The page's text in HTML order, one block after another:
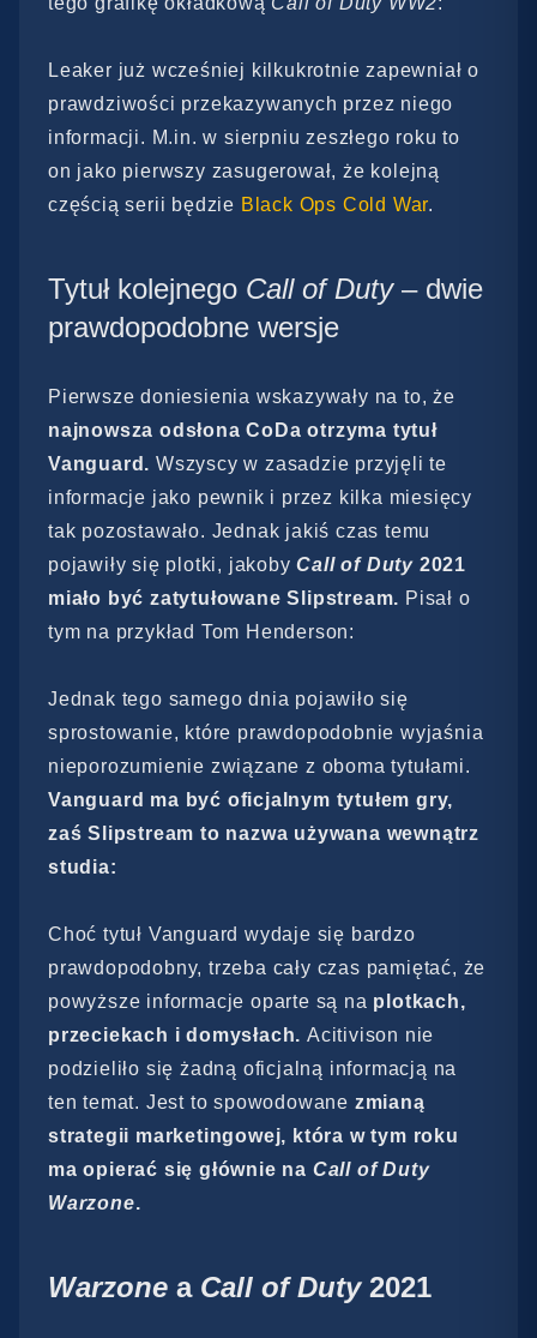
Leaker już wcześniej kilkukrotnie zapewniał o
prawdziwości przekazywanych przez niego
informacji. M.in. w sierpniu zeszłego roku to
on jako pierwszy zasugerował, że kolejną
częścią serii będzie Black Ops Cold War.
Tytuł kolejnego Call of Duty – dwie
prawdopodobne wersje
Pierwsze doniesienia wskazywały na to, że
najnowsza odsłona CoDa otrzyma tytuł
Vanguard.Wszyscy w zasadzie przyjęli te
informacje jako pewnik i przez kilka miesięcy
tak pozostawało. Jednak jakiś czas temu
pojawiły się plotki, jakobyCall of Duty 2021
miało być zatytułowane Slipstream. Pisał o
tym na przykład Tom Henderson:
Jednak tego samego dnia pojawiło się
sprostowanie, które prawdopodobnie wyjaśnia
nieporozumienie związane z oboma tytułami.
Vanguard ma być oficjalnym tytułem gry,
zaś Slipstream to nazwa używana wewnątrz
studia:
Choć tytuł Vanguard wydaje się bardzo
prawdopodobny, trzeba cały czas pamiętać, że
powyższe informacje oparte są na plotkach,
przeciekach i domysłach.Acitivison nie
podzieliło się żadną oficjalną informacją na
ten temat. Jest to spowodowane zmianą
strategii marketingowej, która w tym roku
ma opierać się głównie na Call of Duty
Warzone.
Warzone a Call of Duty2021